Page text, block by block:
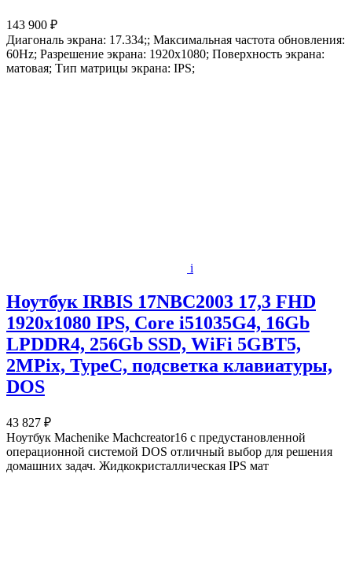
143 900 ₽
Диагональ экрана: 17.334;; Максимальная частота обновления:
60Hz; Разрешение экрана: 1920x1080; Поверхность экрана:
матовая; Тип матрицы экрана: IPS;
i
Ноутбук IRBIS 17NBC2003 17,3 FHD
1920x1080 IPS, Core i51035G4, 16Gb
LPDDR4, 256Gb SSD, WiFi 5GBT5,
2MPix, TypeC, подсветка клавиатуры,
DOS
43 827 ₽
Ноутбук Machenike Machcreator16 с предустановленной
операционной системой DOS отличный выбор для решения
домашних задач. Жидкокристаллическая IPS мат